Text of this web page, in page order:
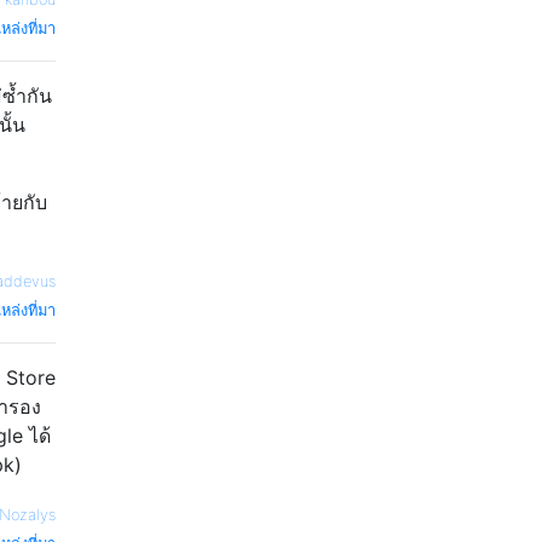
ล่งที่มา
ซ้ำกัน
น
ยกับ
ล่งที่มา
Store
รอง
ได้
Nozalys